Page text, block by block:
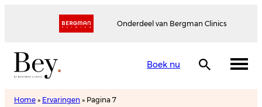
Onderdeel van Bergman Clinics
Boek nu
Home » Ervaringen » Pagina 7